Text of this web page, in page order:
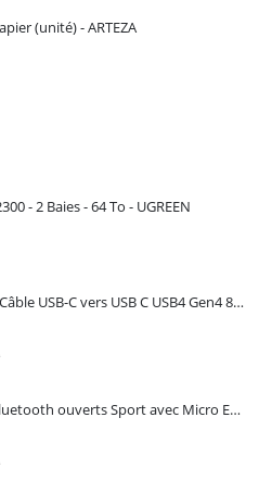
(unité) - ARTEZA
- 2 Baies - 64 To - UGREEN
Câble 240W Câble USB-C vers USB C USB4 Gen4 80Gbps pour Thunderbolt 5/4/3, Premium 18K double écran triple 4K PD3.1 - UGREEN
Écouteurs Bluetooth ouverts Sport avec Micro ENC IPX5 – HiTune S3 UGREEN 45785